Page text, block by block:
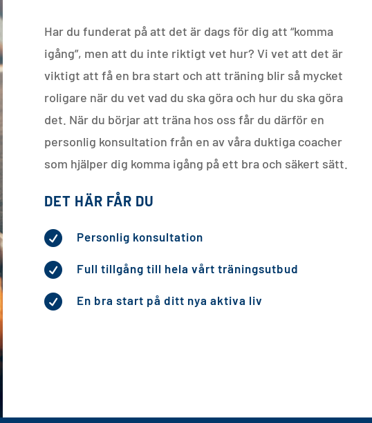
Har du funderat på att det är dags för dig att “komma
igång”, men att du inte riktigt vet hur? Vi vet att det är
viktigt att få en bra start ochatt träning blir så mycket
roligare när du vet vad du ska göra och hur du ska göra
det. När du börjar att träna hos oss får du därför en
personlig konsultation från en av våra duktiga coacher
som hjälper dig komma igång på ett bra och säkert sätt.
DET HÄR FÅR DU
 Personlig konsultation
 Full tillgång till hela vårt träningsutbud
 En bra start på ditt nya aktiva liv